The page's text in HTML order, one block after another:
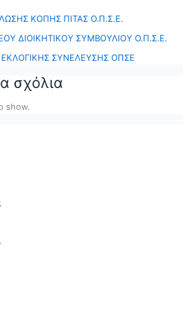
ΚΟΠΗΣ ΠΙΤΑΣ Ο.Π.Σ.Ε.
ΔΙΟΙΚΗΤΙΚΟΥ ΣΥΜΒΟΥΛΙΟΥ Ο.Π.Σ.Ε.
ΣΥΝΕΛΕΥΣΗΣ ΟΠΣΕ
σχόλια
show.